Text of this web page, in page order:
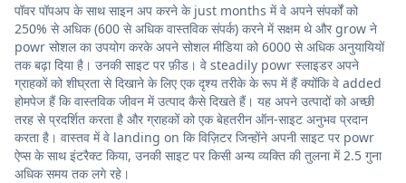
पॉवर पॉपअप के साथ साइन अप करने के just months में वे अपने संपर्कों को
250% से अधिक (600 से अधिक वास्तविक संपर्क) करने में सक्षम थे और grow ने
powr सोशल का उपयोग करके अपने सोशल मीडिया को 6000 से अधिक अनुयायियों
तक बढ़ा दिया है। उनकी साइट पर फ़ीड। वे steadily powr स्लाइडर अपने
ग्राहकों को शीघ्रता से दिखाने के लिए एक दृश्य तरीके के रूप में हैं क्योंकि वे added
होमपेज हैं कि वास्तविक जीवन में उत्पाद कैसे दिखते हैं। यह अपने उत्पादों को अच्छी
तरह से प्रदर्शित करता है और ग्राहकों को एक बेहतरीन ऑन-साइट अनुभव प्रदान
करता है। वास्तव में वे landing on कि विज़िटर जिन्होंने अपनी साइट पर powr
ऐप्स के साथ इंटरैक्ट किया, उनकी साइट पर किसी अन्य व्यक्ति की तुलना में 2.5 गुना
अधिक समय तक लगे रहे।